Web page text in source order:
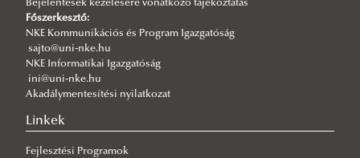
2026/07/30
Új esély a továbbtanulásra: válaszd az NKE-t a pótfelvételin!
2026/07/29
A gyermek mindenek felett
2026/07/27
Hamarosan indul a jelentkezés az egyetemi pótfelvételire
Bejelentések kezelésére vonatkozó tájékoztatás
Főszerkesztő:
NKE Kommunikációs és Program Igazgatóság
sajto@uni-nke.hu
NKE Informatikai Igazgatóság
ini@uni-nke.hu
Akadálymentesítési nyilatkozat
Linkek
Fejlesztési Programok